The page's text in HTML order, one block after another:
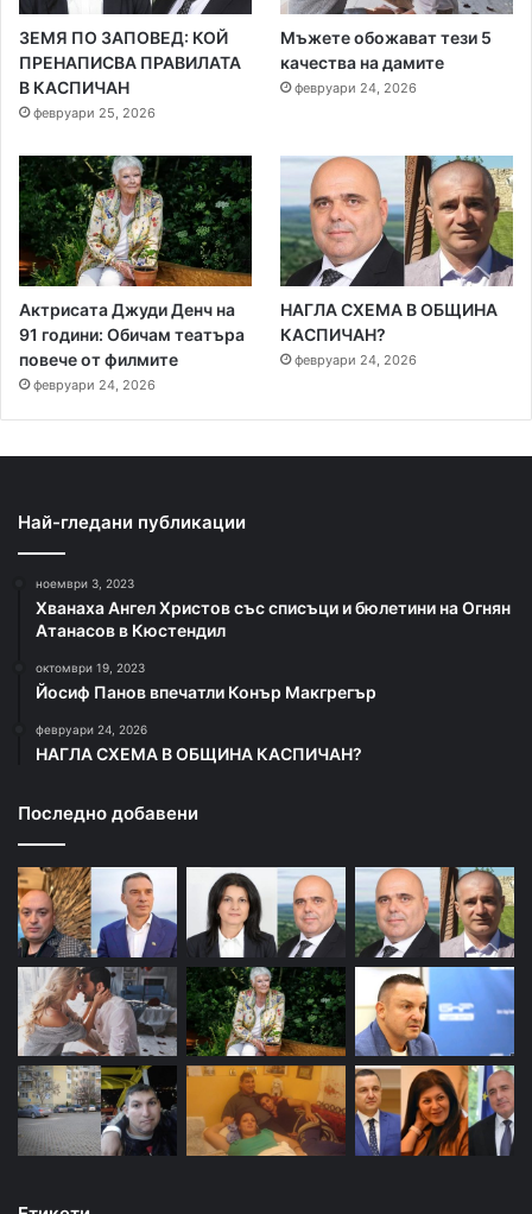
ЗЕМЯ ПО ЗАПОВЕД: КОЙ
ПРЕНАПИСВА ПРАВИЛАТА
В КАСПИЧАН
февруари 25, 2026
Мъжете обожават тези 5
качества на дамите
февруари 24, 2026
Актрисата Джуди Денч на
91 години: Обичам театъра
повече от филмите
февруари 24, 2026
НАГЛА СХЕМА В ОБЩИНА
КАСПИЧАН?
февруари 24, 2026
Най-гледани публикации
ноември 3, 2023
Хванаха Ангел Христов със списъци и бюлетини на Огнян
Атанасов в Кюстендил
октомври 19, 2023
Йосиф Панов впечатли Конър Макгрегър
февруари 24, 2026
НАГЛА СХЕМА В ОБЩИНА КАСПИЧАН?
Последно добавени